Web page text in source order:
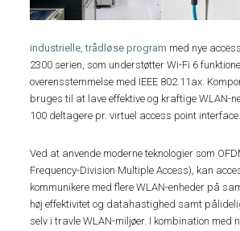
industrielle, trådløse program med nye
2300 serien, som understøtter Wi-Fi 6
overensstemmelse med IEEE 802.11ax.
bruges til at lave effektive og kraftige WLAN-
100 deltagere pr. virtuel access point interface.
Ved at anvende moderne teknologier som
Frequency-Division Multiple Access), kan
kommunikere med flere WLAN-enheder på
høj effektivitet og datahastighed samt
selv i travle WLAN-miljøer. I kombination med